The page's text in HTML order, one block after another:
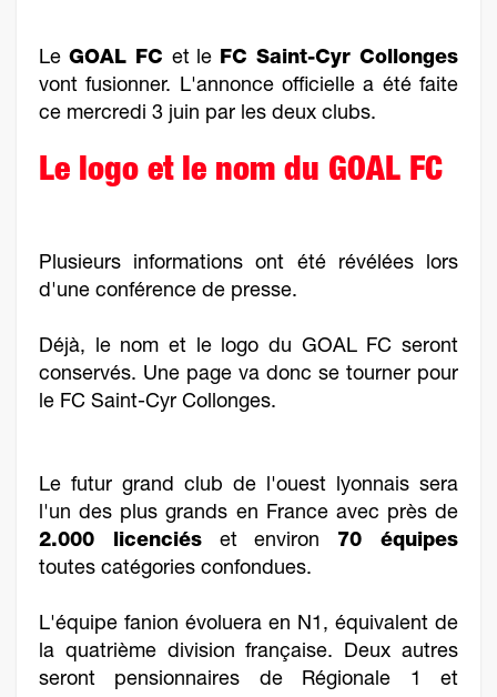
Le GOAL FC et le FC Saint-Cyr Collonges
vont fusionner. L'annonce officielle a été faite
ce mercredi 3 juin par les deux clubs.
Le logo et le nom du GOAL FC
Plusieurs informations ont été révélées lors
d'une conférence de presse.
Déjà, le nom et le logo du GOAL FC seront
conservés. Une page va donc se tourner pour
le FC Saint-Cyr Collonges.
Le futur grand club de l'ouest lyonnais sera
l'un des plus grands en France avec près de
2.000 licenciéset environ 70 équipes
toutes catégories confondues.
L'équipe fanion évoluera en N1, équivalent de
la quatrième division française. Deux autres
seront pensionnaires de Régionale 1 et